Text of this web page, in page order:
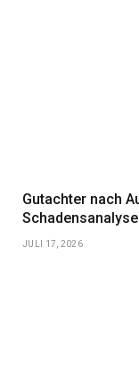
Gutachter nach
JULI 17, 2026